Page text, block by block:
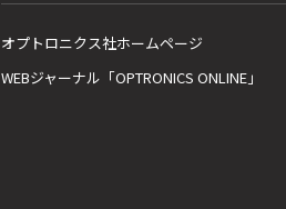
オプトロニクス社ホームページ
WEBジャーナル「OPTRONICS ONLINE」